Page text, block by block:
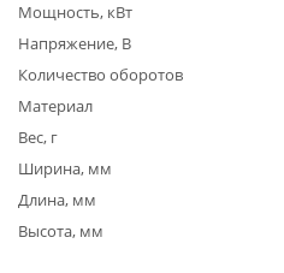
Мощность, кВт
Напряжение, В
Количество оборотов
Материал
Вес, г
Ширина, мм
Длина, мм
Высота, мм